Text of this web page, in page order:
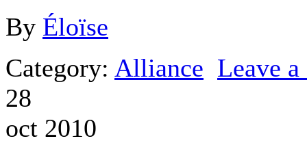
By Éloïse
Category: Alliance Leave
28
oct 2010